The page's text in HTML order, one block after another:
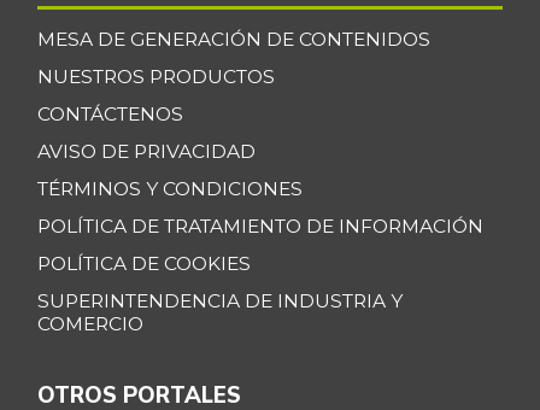
MESA DE GENERACIÓN DE CONTENIDOS
NUESTROS PRODUCTOS
CONTÁCTENOS
AVISO DE PRIVACIDAD
TÉRMINOS Y CONDICIONES
POLÍTICA DE TRATAMIENTO DE INFORMACIÓN
POLÍTICA DE COOKIES
SUPERINTENDENCIA DE INDUSTRIA Y
COMERCIO
OTROS PORTALES